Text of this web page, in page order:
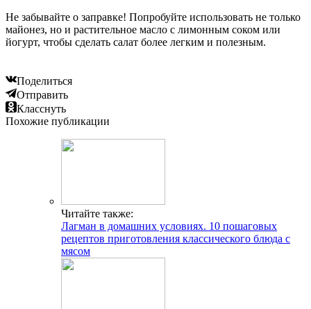
Не забывайте о заправке! Попробуйте использовать не только
майонез, но и растительное масло с лимонным соком или
йогурт, чтобы сделать салат более легким и полезным.
Поделиться
Отправить
Класснуть
Похожие публикации
Читайте также:
Лагман в домашних условиях. 10 пошаговых
рецептов приготовления классического блюда с
мясом